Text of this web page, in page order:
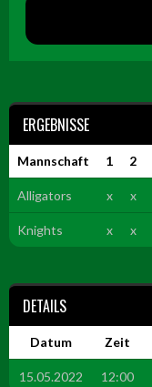
ERGEBNISSE
Mannschaft 1 2
Alligators x x
Knights x x
DETAILS
Datum Zeit
15.05.2022 12:00